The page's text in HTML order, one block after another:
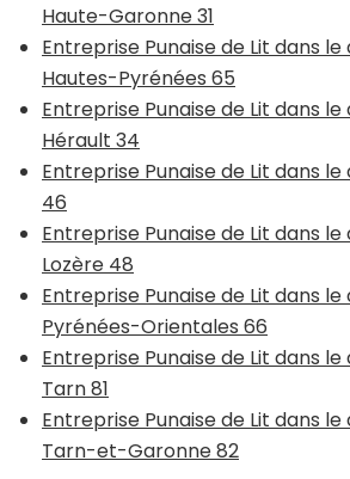
Haute-Garonne 31
Entreprise Punaise de Lit dans
Hautes-Pyrénées 65
Entreprise Punaise de Lit dans
Hérault 34
Entreprise Punaise de Lit dans
46
Entreprise Punaise de Lit dans
Lozère 48
Entreprise Punaise de Lit dans
Pyrénées-Orientales 66
Entreprise Punaise de Lit dans
Tarn 81
Entreprise Punaise de Lit dans
Tarn-et-Garonne 82